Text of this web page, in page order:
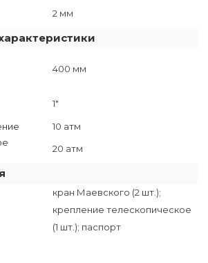
2 мм
400 мм
1"
10 атм
20 атм
кран Маевского (2 шт.);
крепление телескопическое
(1 шт.); паспорт